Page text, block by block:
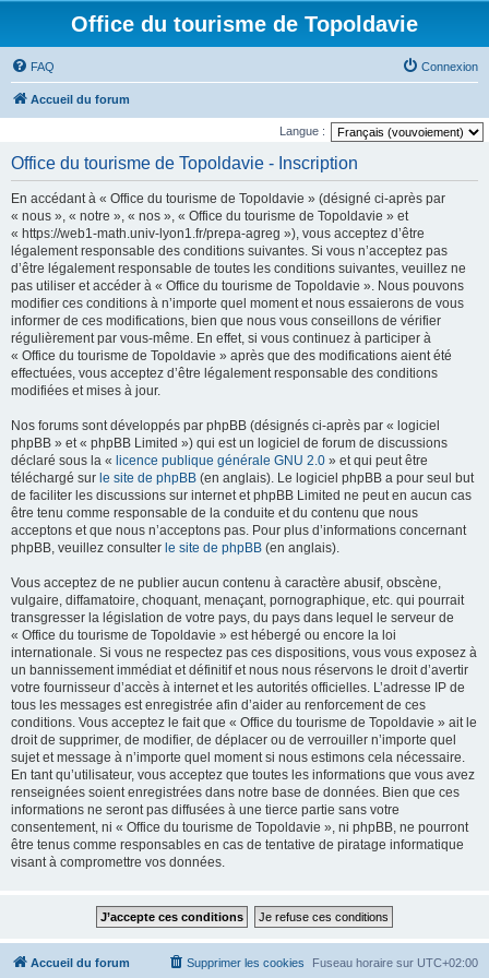
Office du tourisme de Topoldavie
FAQ Connexion
Accueil du forum
Langue :
Office du tourisme de Topoldavie - Inscription
En accédant à « Office du tourisme de Topoldavie » (désigné ci-après par
« nous », « notre », « nos », « Office du tourisme de Topoldavie » et
« https://web1-math.univ-lyon1.fr/prepa-agreg »), vous acceptez d’être
légalement responsable des conditions suivantes. Si vous n’acceptez pas
d’être légalement responsable de toutes les conditions suivantes, veuillez ne
pas utiliser et accéder à « Office du tourisme de Topoldavie ». Nous pouvons
modifier ces conditions à n’importe quel moment et nous essaierons de vous
informer de ces modifications, bien que nous vous conseillons de vérifier
régulièrement par vous-même. En effet, si vous continuez à participer à
« Office du tourisme de Topoldavie » après que des modifications aient été
effectuées, vous acceptez d’être légalement responsable des conditions
modifiées et mises à jour.
Nos forums sont développés par phpBB (désignés ci-après par « logiciel
phpBB » et « phpBB Limited ») qui est un logiciel de forum de discussions
déclaré sous la « licence publique générale GNU 2.0 » et qui peut être
téléchargé sur le site de phpBB (en anglais). Le logiciel phpBB a pour seul but
de faciliter les discussions sur internet et phpBB Limited ne peut en aucun cas
être tenu comme responsable de la conduite et du contenu que nous
acceptons et que nous n’acceptons pas. Pour plus d’informations concernant
phpBB, veuillez consulter le site de phpBB (en anglais).
Vous acceptez de ne publier aucun contenu à caractère abusif, obscène,
vulgaire, diffamatoire, choquant, menaçant, pornographique, etc. qui pourrait
transgresser la législation de votre pays, du pays dans lequel le serveur de
« Office du tourisme de Topoldavie » est hébergé ou encore la loi
internationale. Si vous ne respectez pas ces dispositions, vous vous exposez à
un bannissement immédiat et définitif et nous nous réservons le droit d’avertir
votre fournisseur d’accès à internet et les autorités officielles. L’adresse IP de
tous les messages est enregistrée afin d’aider au renforcement de ces
conditions. Vous acceptez le fait que « Office du tourisme de Topoldavie » ait le
droit de supprimer, de modifier, de déplacer ou de verrouiller n’importe quel
sujet et message à n’importe quel moment si nous estimons cela nécessaire.
En tant qu’utilisateur, vous acceptez que toutes les informations que vous avez
renseignées soient enregistrées dans notre base de données. Bien que ces
informations ne seront pas diffusées à une tierce partie sans votre
consentement, ni « Office du tourisme de Topoldavie », ni phpBB, ne pourront
être tenus comme responsables en cas de tentative de piratage informatique
visant à compromettre vos données.
Accueil du forum Fuseau horaire sur UTC+02:00
Supprimer les cookies